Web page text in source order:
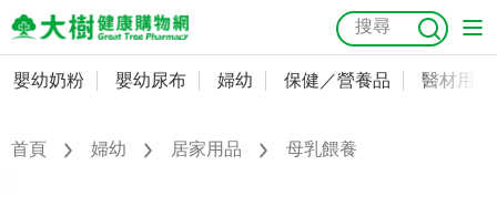
嬰幼奶粉
嬰幼尿布
抗菌 尿布 大樹獨家 益生菌 魚油 幼兒米餅
會員資料及密碼修改
常用收件人清單
嬰幼奶粉 嬰幼尿布 婦幼 保健／營養品 醫材用品
首頁 婦幼 居家用品 母乳餵養